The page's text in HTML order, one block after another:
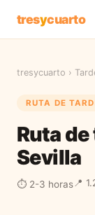
tresycuarto
tresycuarto ›
RUTA DE
Ruta
Sevilla
⏱ 2-3 horas📍